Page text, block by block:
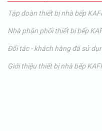
Tập đoàn thiết bị nhà bếp
Nhà phân phối thiết bị bếp
Đối tác - khách hàng đã sử
Giới thiệu thiết bị nhà bếp